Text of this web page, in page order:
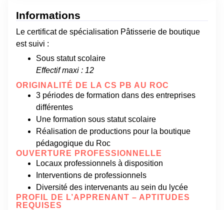
Informations
Le certificat de spécialisation Pâtisserie de boutique
est suivi :
Sous statut scolaire
Effectif maxi : 12
ORIGINALITÉ DE LA CS PB AU ROC
3 périodes de formation dans des entreprises
différentes
Une formation sous statut scolaire
Réalisation de productions pour la boutique
pédagogique du Roc
OUVERTURE PROFESSIONNELLE
Locaux professionnels à disposition
Interventions de professionnels
Diversité des intervenants au sein du lycée
PROFIL DE L’APPRENANT – APTITUDES
REQUISES